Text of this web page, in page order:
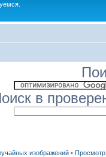
в
изображений • Просмотр